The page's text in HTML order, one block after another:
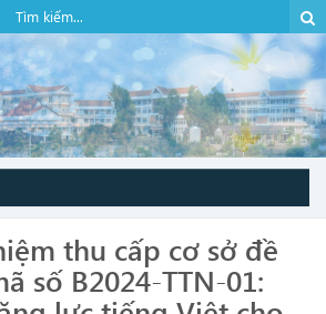
thu cấp cơ sở đề
số B2024-TTN-01: